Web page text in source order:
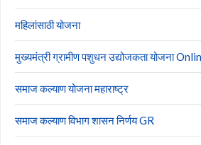
महिलांसाठी योजना
मुख्यमंत्री ग्रामीण पशुधन उद्योजकता योजना
समाज कल्याण योजना महाराष्ट्र
समाज कल्याण विभाग शासन निर्णय GR